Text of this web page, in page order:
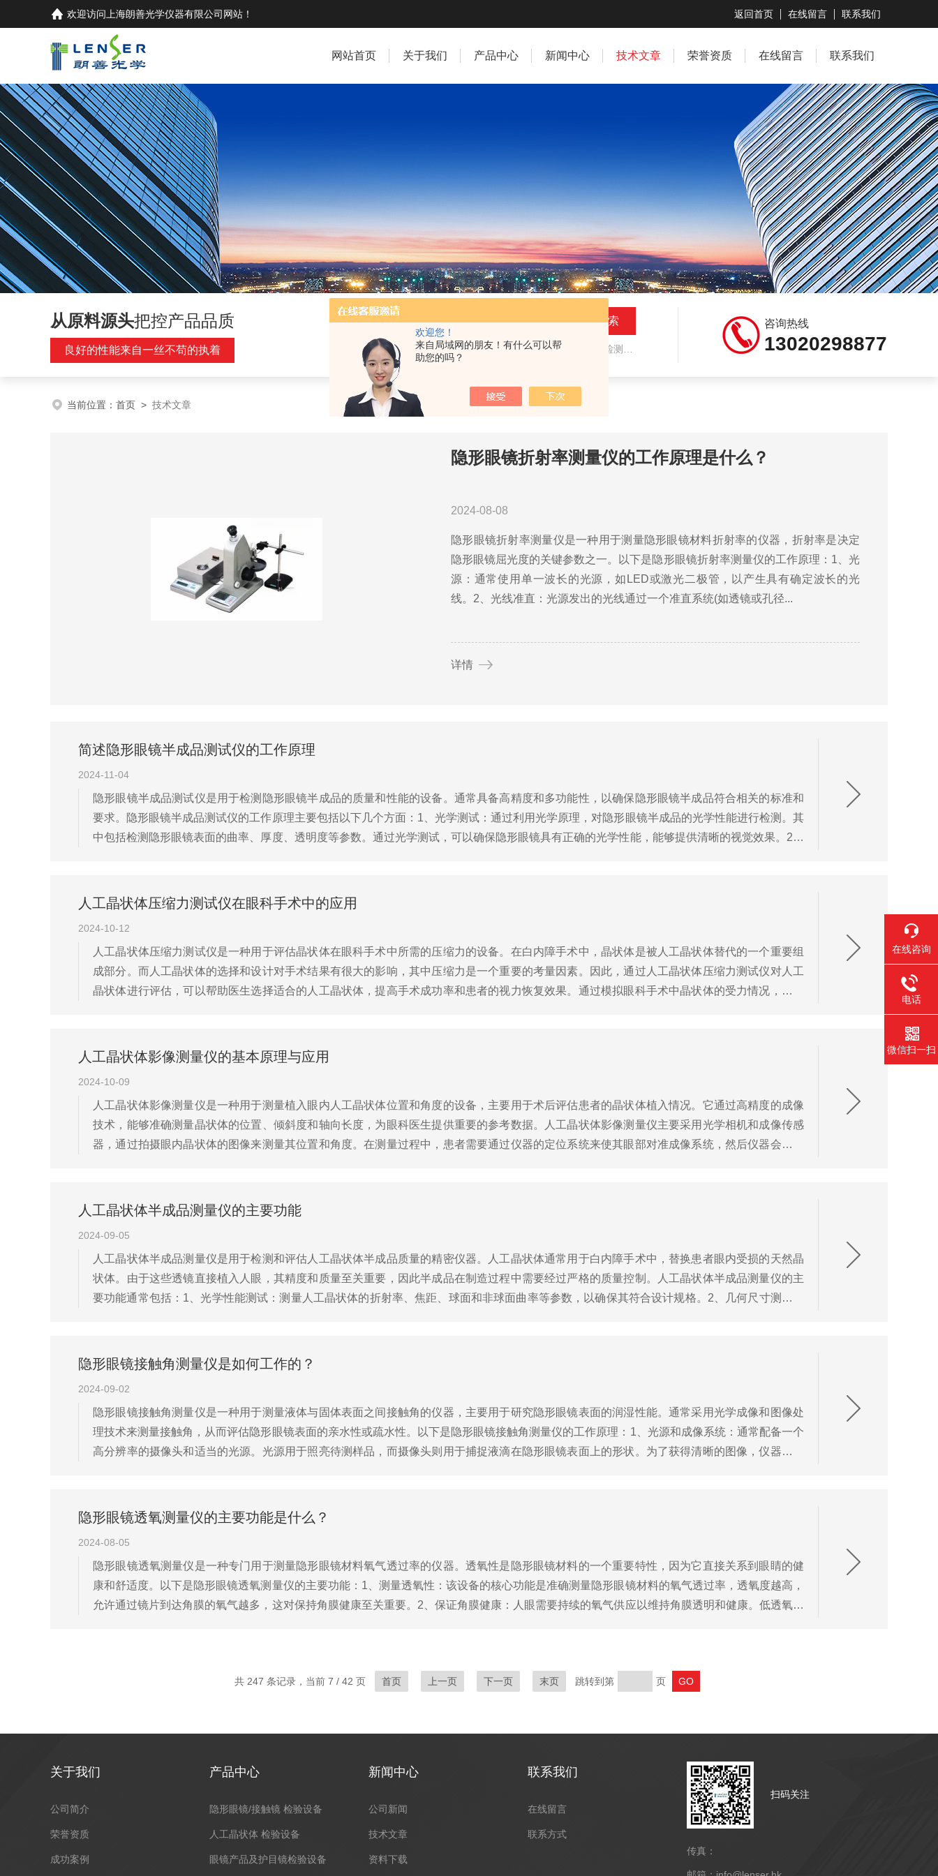
欢迎您！
来自局域网的朋友！有什么可以帮
助您的吗？
欢迎访问 上海朗善光学仪器有限公司 网站！ 返回首页 在线留言 联系我们
网站首页 关于我们 产品中心 新闻中心 技术文章 荣誉资质 在线留言 联系我们
从原料源头把控产品品质
良好的性能来自一丝不苟的执着 热门关键词：隐形眼镜用检测仪器，人工晶状体用检测仪器，眼镜产品检测仪器，水气处理环保设备
咨询热线
13020298877
当前位置： 首页 > 技术文章
隐形眼镜折射率测量仪的工作原理是什么？
2024-08-08
隐形眼镜折射率测量仪是一种用于测量隐形眼镜材料折射率的仪器，折射率是决定
隐形眼镜屈光度的关键参数之一。以下是隐形眼镜折射率测量仪的工作原理：1、光
源：通常使用单一波长的光源，如LED或激光二极管，以产生具有确定波长的光
线。2、光线准直：光源发出的光线通过一个准直系统(如透镜或孔径...
详情
简述隐形眼镜半成品测试仪的工作原理
2024-11-04
隐形眼镜半成品测试仪是用于检测隐形眼镜半成品的质量和性能的设备。通常具备高精度和多功能性，以确保隐形眼镜半成品符合相关的标准和
要求。隐形眼镜半成品测试仪的工作原理主要包括以下几个方面：1、光学测试：通过利用光学原理，对隐形眼镜半成品的光学性能进行检测。其
中包括检测隐形眼镜表面的曲率、厚度、透明度等参数。通过光学测试，可以确保隐形眼镜具有正确的光学性能，能够提供清晰的视觉效果。2、
人工晶状体压缩力测试仪在眼科手术中的应用
2024-10-12
人工晶状体压缩力测试仪是一种用于评估晶状体在眼科手术中所需的压缩力的设备。在白内障手术中，晶状体是被人工晶状体替代的一个重要组
成部分。而人工晶状体的选择和设计对手术结果有很大的影响，其中压缩力是一个重要的考量因素。因此，通过人工晶状体压缩力测试仪对人工
晶状体进行评估，可以帮助医生选择适合的人工晶状体，提高手术成功率和患者的视力恢复效果。通过模拟眼科手术中晶状体的受力情况，测量
人工晶状体影像测量仪的基本原理与应用
2024-10-09
人工晶状体影像测量仪是一种用于测量植入眼内人工晶状体位置和角度的设备，主要用于术后评估患者的晶状体植入情况。它通过高精度的成像
技术，能够准确测量晶状体的位置、倾斜度和轴向长度，为眼科医生提供重要的参考数据。人工晶状体影像测量仪主要采用光学相机和成像传感
器，通过拍摄眼内晶状体的图像来测量其位置和角度。在测量过程中，患者需要通过仪器的定位系统来使其眼部对准成像系统，然后仪器会自动
人工晶状体半成品测量仪的主要功能
2024-09-05
人工晶状体半成品测量仪是用于检测和评估人工晶状体半成品质量的精密仪器。人工晶状体通常用于白内障手术中，替换患者眼内受损的天然晶
状体。由于这些透镜直接植入人眼，其精度和质量至关重要，因此半成品在制造过程中需要经过严格的质量控制。人工晶状体半成品测量仪的主
要功能通常包括：1、光学性能测试：测量人工晶状体的折射率、焦距、球面和非球面曲率等参数，以确保其符合设计规格。2、几何尺寸测量：
隐形眼镜接触角测量仪是如何工作的？
2024-09-02
隐形眼镜接触角测量仪是一种用于测量液体与固体表面之间接触角的仪器，主要用于研究隐形眼镜表面的润湿性能。通常采用光学成像和图像处
理技术来测量接触角，从而评估隐形眼镜表面的亲水性或疏水性。以下是隐形眼镜接触角测量仪的工作原理：1、光源和成像系统：通常配备一个
高分辨率的摄像头和适当的光源。光源用于照亮待测样品，而摄像头则用于捕捉液滴在隐形眼镜表面上的形状。为了获得清晰的图像，仪器还需
隐形眼镜透氧测量仪的主要功能是什么？
2024-08-05
隐形眼镜透氧测量仪是一种专门用于测量隐形眼镜材料氧气透过率的仪器。透氧性是隐形眼镜材料的一个重要特性，因为它直接关系到眼睛的健
康和舒适度。以下是隐形眼镜透氧测量仪的主要功能：1、测量透氧性：该设备的核心功能是准确测量隐形眼镜材料的氧气透过率，透氧度越高，
允许通过镜片到达角膜的氧气越多，这对保持角膜健康至关重要。2、保证角膜健康：人眼需要持续的氧气供应以维持角膜透明和健康。低透氧度
共 247 条记录，当前 7 / 42 页 首页 上一页 下一页 末页 跳转到第 页
关于我们
公司简介
荣誉资质
成功案例
产品中心
隐形眼镜/接触镜 检验设备
人工晶状体 检验设备
眼镜产品及护目镜检验设备
新闻中心
公司新闻
技术文章
资料下载
联系我们
在线留言
联系方式
扫码关注
传真：
在线咨询
电话
微信扫一扫